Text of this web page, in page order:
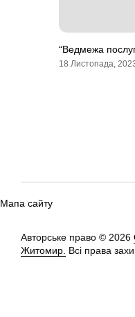
“Ведмежа
18 Листопада,
Мапа сайту
Авторське право © 2026
Житомир. Всі права